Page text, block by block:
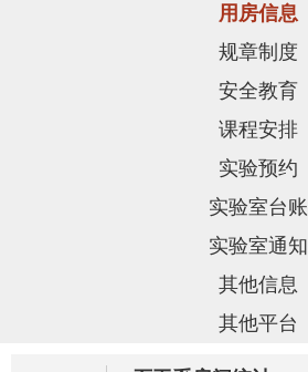
用房信息
规章制度
安全教育
课程安排
实验预约
实验室台账
实验室通知
其他信息
其他平台